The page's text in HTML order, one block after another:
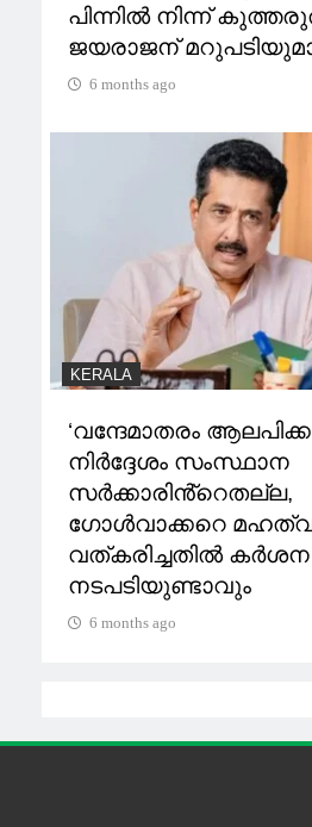
പിന്നിൽ നിന്ന്
ജയരാജന്
6 months ago
KERALA
‘വന്ദേമാതരം
നിർദ്ദേശം സംസ്ഥാന
സർക്കാരിൻ്റെതല്ല,
ഗോൾവാക്കറെ
വത്കരിച്ചതിൽ കർശന
നടപടിയുണ്ടാവും
6 months ago